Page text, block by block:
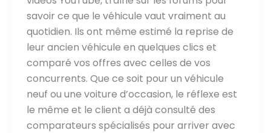
savoir ce que le véhicule vaut vraiment au
quotidien. Ils ont même estimé la reprise de
leur ancien véhicule en quelques clics et
comparé vos offres avec celles de vos
concurrents. Que ce soit pour un véhicule
neuf ou une voiture d’occasion, le réflexe est
le même et le client a déjà consulté des
comparateurs spécialisés pour arriver avec